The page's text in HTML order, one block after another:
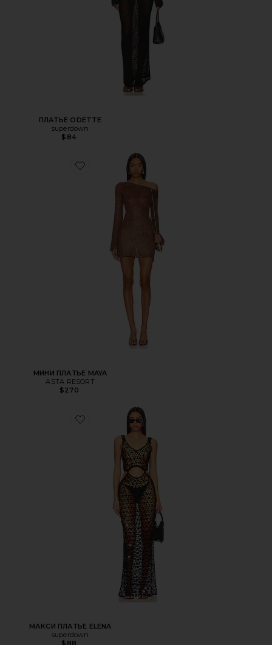
ПЛАТЬЕ ODETTE
superdown
$84
МИНИ ПЛАТЬЕ MAYA
ASTA RESORT
$270
МАКСИ ПЛАТЬЕ ELENA
superdown